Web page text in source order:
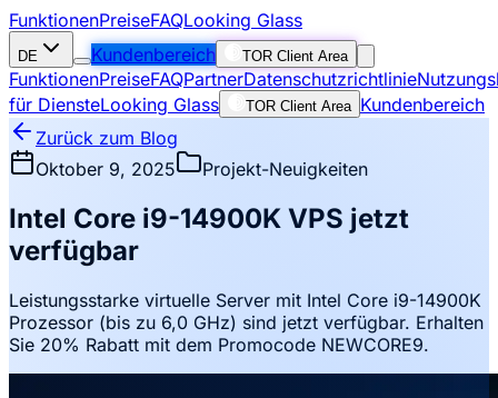
FunktionenPreiseFAQLooking Glass
DE Kundenbereich TOR Client Area
FunktionenPreiseFAQPartnerDatenschutzrichtlinie
für DiensteLooking Glass TOR Client Area Kundenbereich
Zurück zum Blog
Oktober 9, 2025
Projekt-Neuigkeiten
Intel Core i9-14900K VPS jetzt
verfügbar
Leistungsstarke virtuelle Server mit Intel Core i9-14900K
Prozessor (bis zu 6,0 GHz) sind jetzt verfügbar. Erhalten
Sie 20% Rabatt mit dem Promocode NEWCORE9.